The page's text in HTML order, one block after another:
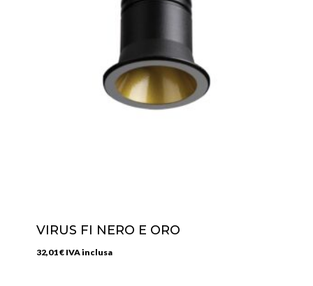
VIRUS FI NERO E ORO
32,01€ IVA inclusa